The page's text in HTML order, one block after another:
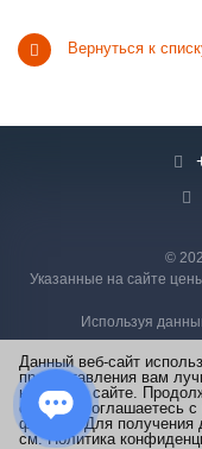
Вернуться к
©
Указанные на сайте
Используя
ООО "АКТАНТ"
Данный веб-сайт
предоставления вам
на нашем сайте.
сайт, вы соглашаетесь
файлов. Для получения
см.Политика